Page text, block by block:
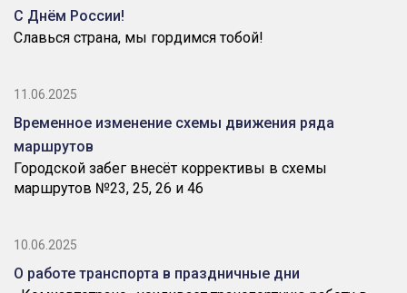
С Днём России!
Славься страна, мы гордимся тобой!
11.06.2025
Временное изменение схемы движения ряда
маршрутов
Городской забег внесёт коррективы в схемы
маршрутов №23, 25, 26 и 46
10.06.2025
О работе транспорта в праздничные дни